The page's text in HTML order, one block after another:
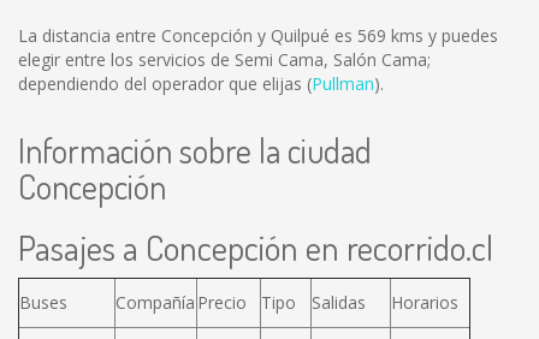
La distancia entre Concepción y Quilpué es 569 kms y puedes
elegir entre los servicios de Semi Cama, Salón Cama;
dependiendo del operador que elijas (Pullman).
Información sobre la ciudad
Concepción
Pasajes a Concepción en recorrido.cl
Buses Compañía Precio Tipo Salidas Horarios